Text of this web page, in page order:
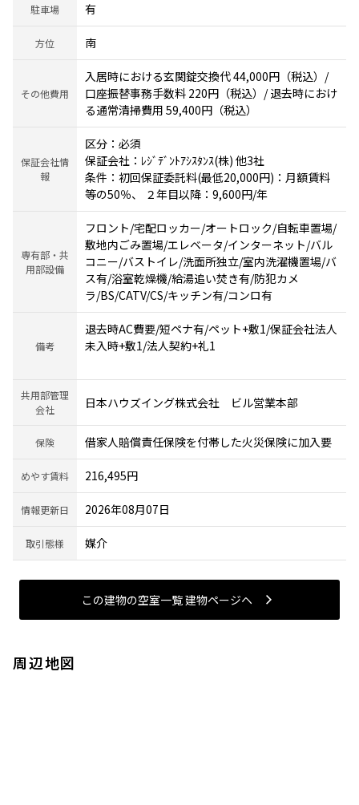
駐車場 有
方位 南
その他費用
入居時における玄関錠交換代 44,000円（税込）/
口座振替事務手数料 220円（税込）/ 退去時におけ
る通常清掃費用 59,400円（税込）
保証会社情
報
区分：必須
保証会社：ﾚｼﾞﾃﾞﾝﾄｱｼｽﾀﾝｽ(株) 他3社
条件：初回保証委託料(最低20,000円)：月額賃料
等の50％、 ２年目以降：9,600円/年
専有部・共
用部設備
フロント/宅配ロッカー/オートロック/自転車置場/
敷地内ごみ置場/エレベータ/インターネット/バル
コニー/バストイレ/洗面所独立/室内洗濯機置場/バ
ス有/浴室乾燥機/給湯追い焚き有/防犯カメ
ラ/BS/CATV/CS/キッチン有/コンロ有
備考
退去時AC費要/短ペナ有/ペット+敷1/保証会社法人
未入時+敷1/法人契約+礼1
共用部管理
会社
日本ハウズイング株式会社 ビル営業本部
保険 借家人賠償責任保険を付帯した火災保険に加入要
めやす賃料 216,495円
情報更新日 2026年08月07日
取引態様 媒介
この建物の空室一覧 建物ページヘ
周辺地図